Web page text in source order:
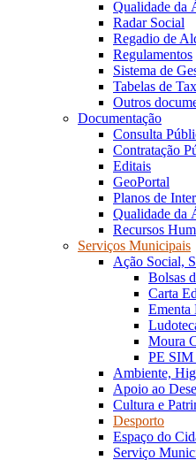
Qualidade da
Radar Social
Regadio de
Regulamentos
Sistema de
Tabelas de
Outros
Documentação
Consulta
Contratação
Editais
GeoPortal
Planos de
Qualidade da
Recursos
Serviços Municipais
Ação Social,
Bolsas
Carta
Ementa
Moura
PE SIM
Ambiente,
Apoio ao
Cultura e
Desporto
Espaço do
Serviço